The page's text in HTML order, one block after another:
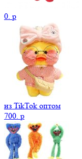
0. p
из TikTok оптом
700. p